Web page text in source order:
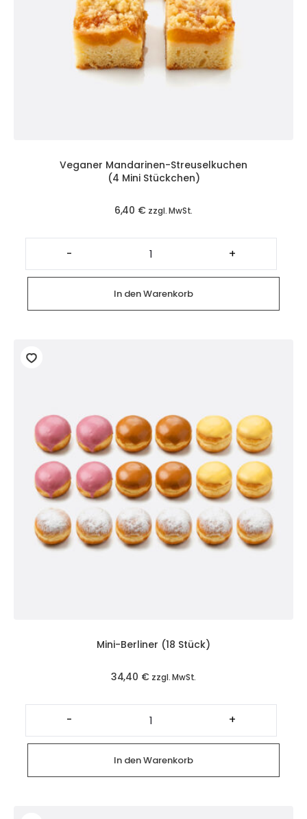
Veganer Mandarinen-Streuselkuchen
(4 Mini Stückchen)
6,40 € zzgl. MwSt.
-
Veganer
Mandarinen-
Streuselkuchen
(4
Mini
Stückchen)
Menge
+
In den Warenkorb
Mini-Berliner (18 Stück)
34,40 € zzgl. MwSt.
-
Mini-
Berliner
(18
Stück)
Menge
+
In den Warenkorb